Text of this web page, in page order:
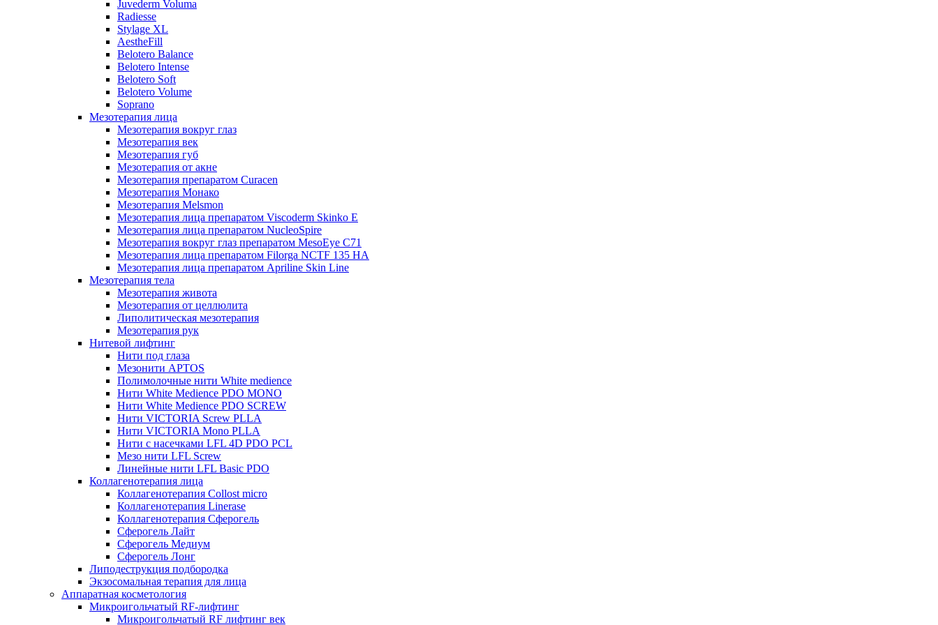
Juvederm Voluma
Radiesse
Stylage XL
AestheFill
Belotero Balance
Belotero Intense
Belotero Soft
Belotero Volume
Soprano
Мезотерапия лица
Мезотерапия вокруг глаз
Мезотерапия век
Мезотерапия губ
Мезотерапия от акне
Мезотерапия препаратом Curacen
Мезотерапия Монако
Мезотерапия Melsmon
Мезотерапия лица препаратом Viscoderm Skinko E
Мезотерапия лица препаратом NucleoSpire
Мезотерапия вокруг глаз препаратом MesoEye С71
Мезотерапия лица препаратом Filorga NCTF 135 HA
Мезотерапия лица препаратом Apriline Skin Line
Мезотерапия тела
Мезотерапия живота
Мезотерапия от целлюлита
Липолитическая мезотерапия
Мезотерапия рук
Нитевой лифтинг
Нити под глаза
Мезонити APTOS
Полимолочные нити White medience
Нити White Medience PDO MONO
Нити White Medience PDO SCREW
Нити VICTORIA Screw PLLA
Нити VICTORIA Mono PLLA
Нити с насечками LFL 4D PDO PCL
Мезо нити LFL Screw
Линейные нити LFL Basic PDO
Коллагенотерапия лица
Коллагенотерапия Collost micro
Коллагенотерапия Linerase
Коллагенотерапия Сферогель
Сферогель Лайт
Сферогель Медиум
Сферогель Лонг
Липодеструкция подбородка
Экзосомальная терапия для лица
Аппаратная косметология
Микроигольчатый RF-лифтинг
Микроигольчатый RF лифтинг век